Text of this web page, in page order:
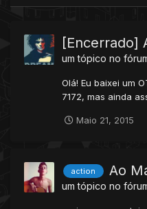
[Encerrado]
um tópico no
Olá! Eu baixei um
7172, mas ainda
Maio 21, 2015
action Ao
um tópico no